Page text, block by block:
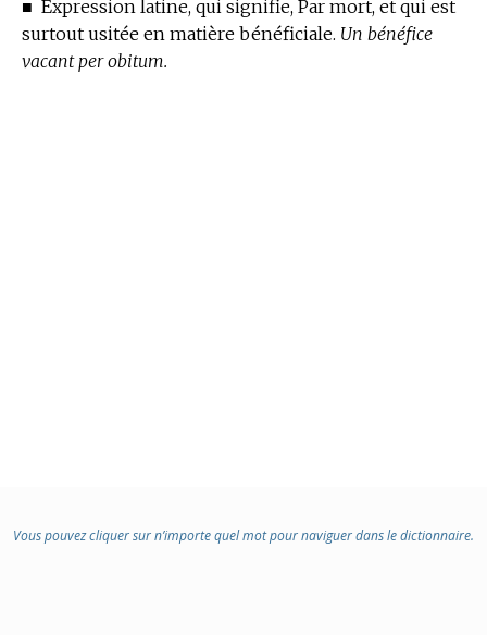
■ Expression latine, qui signifie, Par mort, et qui est
surtout usitée en matière bénéficiale. Un bénéfice
vacant per obitum.
Vous pouvez cliquer sur n’importe quel mot pour naviguer dans le dictionnaire.